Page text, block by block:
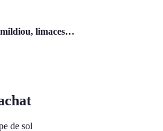
limaces…
de sol